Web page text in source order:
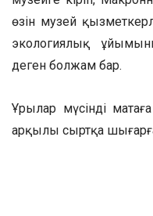
өзін музей
экологиялық
деген болжам бар.
Ұрылар мүсінді
арқылы сыртқа